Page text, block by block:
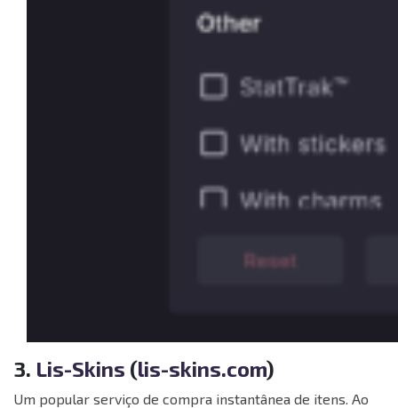
3. Lis-Skins (lis-skins.com)
Um popular serviço de compra instantânea de itens. Ao